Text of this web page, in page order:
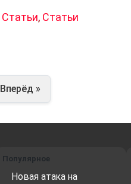
Статьи, Статьи
Вперёд »
Популярное
Новая атака на